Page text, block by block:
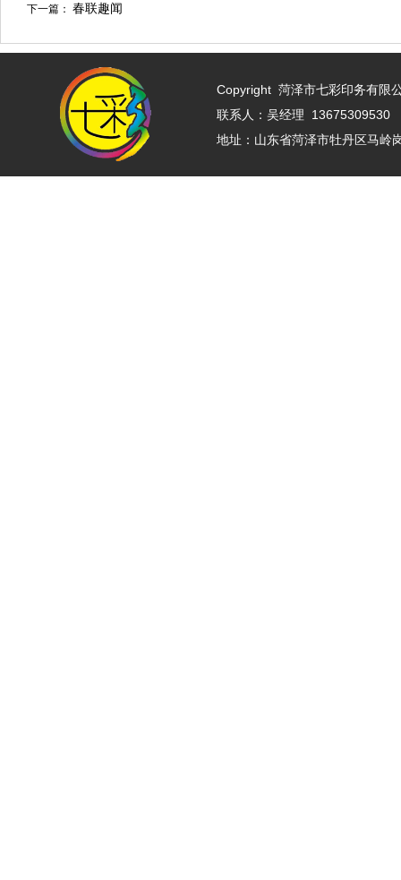
下一篇： 春联趣闻
Copyright 菏泽市七彩印务有限
联系人：吴经理
地址：山东省菏泽市牡丹区马